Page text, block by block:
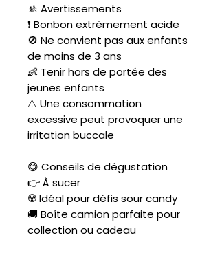
🚸 Avertissements
❗ Bonbon extrêmement acide
🚫 Ne convient pas aux enfants
de moins de 3 ans
👶 Tenir hors de portée des
jeunes enfants
⚠️ Une consommation
excessive peut provoquer une
irritation buccale
😋 Conseils de dégustation
👉 À sucer
☢️ Idéal pour défis sour candy
🚚 Boîte camion parfaite pour
collection ou cadeau